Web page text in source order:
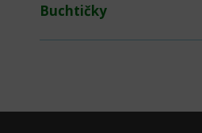
Buchtičky